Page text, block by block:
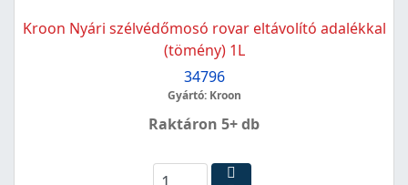
Kroon Nyári szélvédőmosó rovar eltávolító adalékkal
(tömény) 1L
34796
Gyártó: Kroon
Raktáron 5+ db